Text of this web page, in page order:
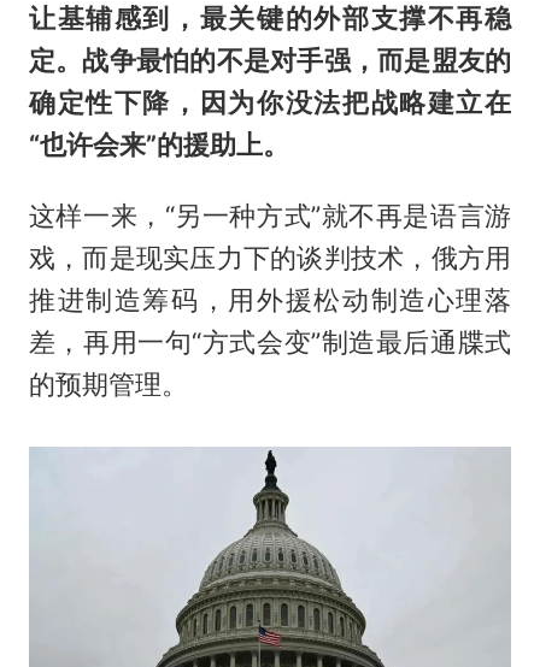
让基辅感到，最关键的外部支撑不再稳
定。战争最怕的不是对手强，而是盟友的
确定性下降，因为你没法把战略建立在
“也许会来”的援助上。
这样一来，“另一种方式”就不再是语言游
戏，而是现实压力下的谈判技术，俄方用
推进制造筹码，用外援松动制造心理落
差，再用一句“方式会变”制造最后通牒式
的预期管理。